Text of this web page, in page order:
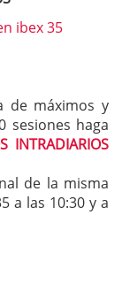
de máximos y
sesiones haga
INTRADIARIOS
de la misma
a las 10:30 y a